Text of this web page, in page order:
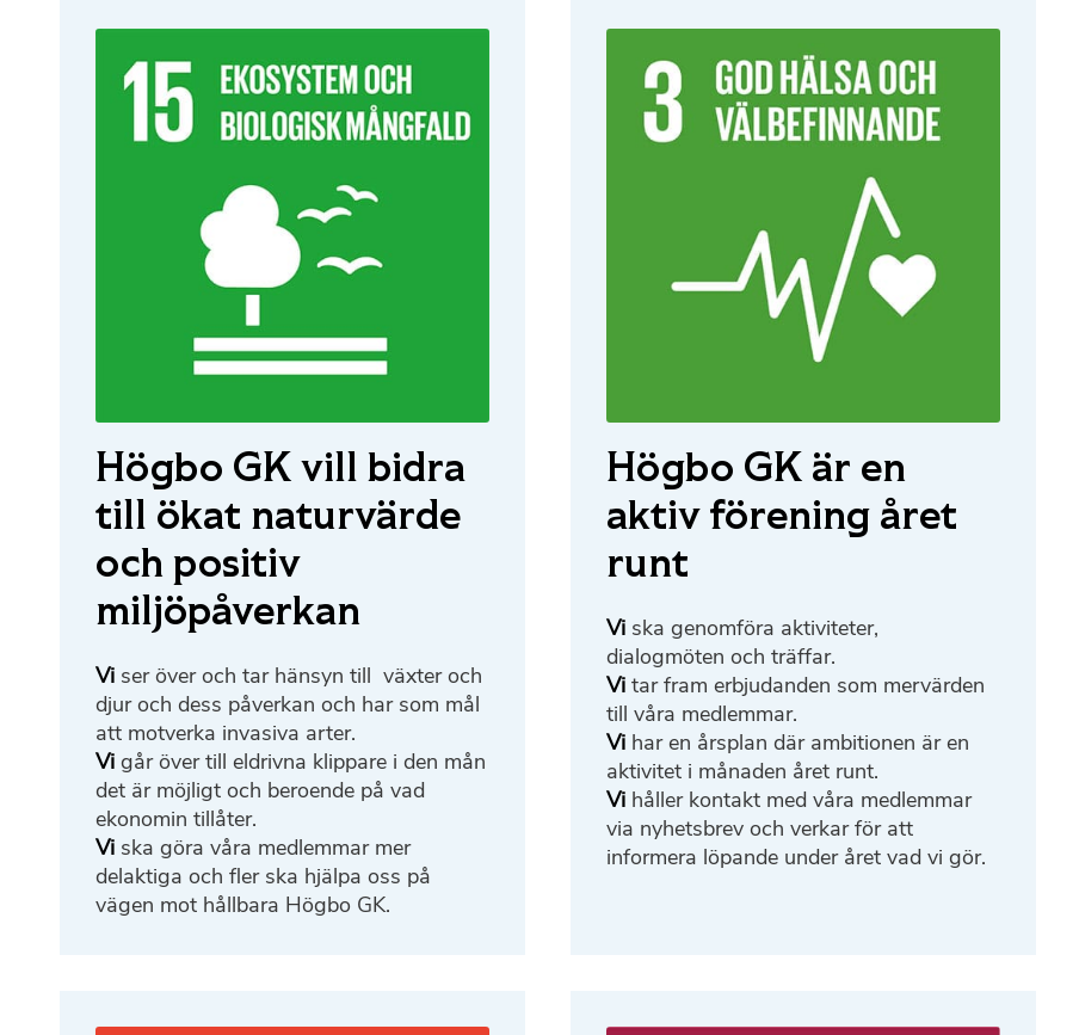
Högbo GK vill bidra
till ökat naturvärde
och positiv
miljöpåverkan
Vi ser över och tar hänsyn till växter och
djur och dess påverkan och har som mål
att motverka invasiva arter.
Vi går över till eldrivna klippare i den mån
det är möjligt och beroende på vad
ekonomin tillåter.
Vi ska göra våra medlemmar mer
delaktiga och fler ska hjälpa oss på
vägen mot hållbara Högbo GK.
Högbo GK är en
aktiv förening året
runt
Vi ska genomföra aktiviteter,
dialogmöten och träffar.
Vi tar fram erbjudanden som mervärden
till våra medlemmar.
Vi har en årsplan där ambitionen är en
aktivitet i månaden året runt.
Vi håller kontakt med våra medlemmar
via nyhetsbrev och verkar för att
informera löpande under året vad vi gör.